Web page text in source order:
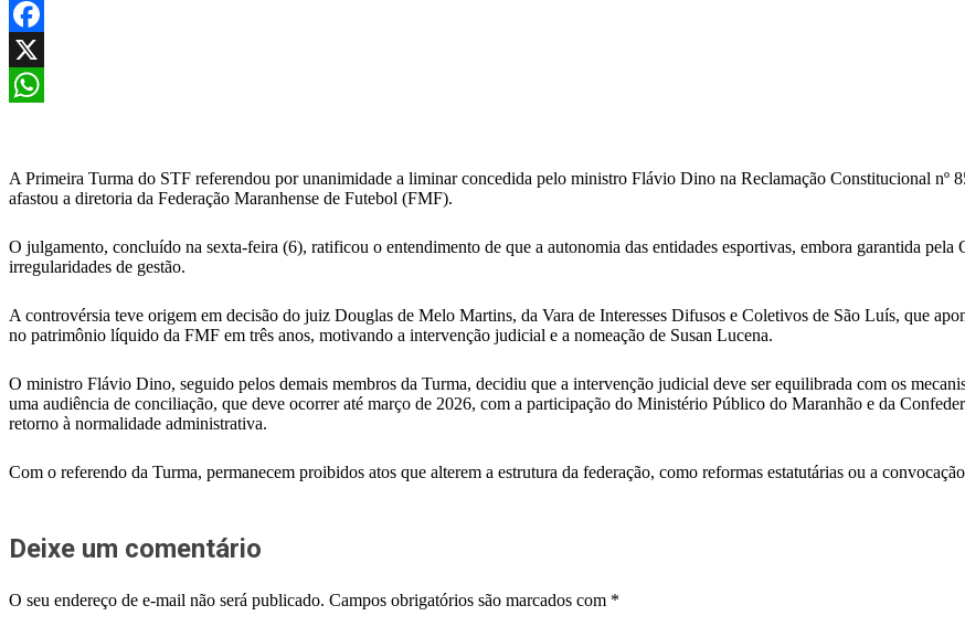
Facebook
X
A Primeira Turma do STF referendou por unanimidade a liminar concedida pelo ministro Flávio Dino na Reclamação Constitucional nº
afastou a diretoria da Federação Maranhense de Futebol (FMF).
O julgamento, concluído na sexta-feira (6), ratificou o entendimento de que a autonomia das entidades esportivas, embora garantida pela
irregularidades de gestão.
A controvérsia teve origem em decisão do juiz Douglas de Melo Martins, da Vara de Interesses Difusos e Coletivos de São Luís, que
no patrimônio líquido da FMF em três anos, motivando a intervenção judicial e a nomeação de Susan Lucena.
O ministro Flávio Dino, seguido pelos demais membros da Turma, decidiu que a intervenção judicial deve ser equilibrada com os
uma audiência de conciliação, que deve ocorrer até março de 2026, com a participação do Ministério Público do Maranhão e da
retorno à normalidade administrativa.
Com o referendo da Turma, permanecem proibidos atos que alterem a estrutura da federação, como reformas estatutárias ou a
Deixe um comentário
O seu endereço de e-mail não será publicado. Campos obrigatórios são marcados com *